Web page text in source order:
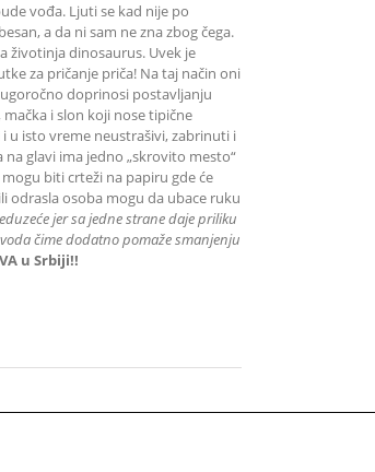
vođa. Ljuti se kad nije po
a da ni sam ne zna zbog čega.
životinja dinosaurus. Uvek je
za pričanje priča! Na taj način oni
doprinosi postavljanju
i slon koji nose tipične
u isto vreme neustrašivi, zabrinuti i
glavi ima jedno „skrovito mesto“
biti crteži na papiru gde će
odrasla osoba mogu da ubace ruku
jer sa jedne strane daje priliku
čime dodatno pomaže smanjenju
u Srbiji!!